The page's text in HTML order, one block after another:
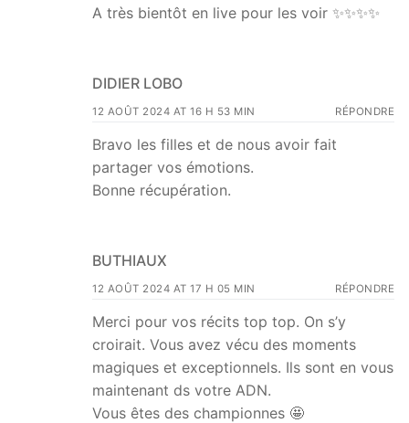
A très bientôt en live pour les voir ✨️✨️✨️✨️
DIDIER LOBO
12 AOÛT 2024 AT 16 H 53 MIN RÉPONDRE
Bravo les filles et de nous avoir fait
partager vos émotions.
Bonne récupération.
BUTHIAUX
12 AOÛT 2024 AT 17 H 05 MIN RÉPONDRE
Merci pour vos récits top top. On s’y
croirait. Vous avez vécu des moments
magiques et exceptionnels. Ils sont en vous
maintenant ds votre ADN.
Vous êtes des championnes 🤩